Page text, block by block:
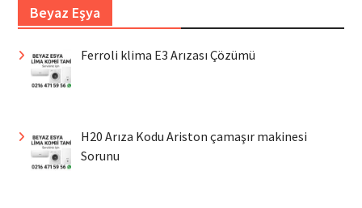
Beyaz Eşya
Ferroli klima E3 Arızası Çözümü
H20 Arıza Kodu Ariston çamaşır makinesi
Sorunu